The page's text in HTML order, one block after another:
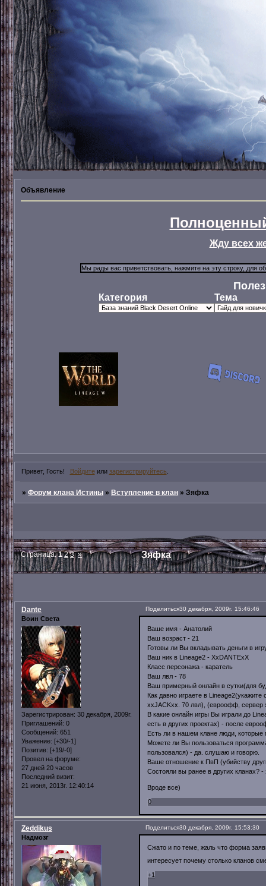
Объявление
Жду всех
Категория Тема
Привет, Гость! Войдитеили зарегистрируйтесь
»Форум клана Истины »Вступление в клан »Зяфка
Зяфка
Страница:1 2 3 »
Поделиться30 декабря, 2009г. 15:46:46
Dante
Воин Света
Зарегистрирован: 30 декабря, 2009г.
Приглашений: 0
Сообщений: 651
Уважение: [+30/-1]
Позитив: [+19/-0]
Провел на форуме:
27 дней 20 часов
Последний визит:
21 июня, 2013г. 12:40:14
Ваше имя - Анатолий
Ваш возраст - 21
Готовы ли Вы вкладывать деньги в
Ваш ник в Lineage2 - XxDANTExX
Класс персонажа - каратель
Ваш лвл - 78
Ваш примерный онлайн в сутки(для
Как давно играете в
xxJACKxx. 70 лвл), (евроофф, сервер
В какие онлайн игры Вы играли до
есть в других проектах) - после
Есть ли в нашем клане люди, которые
Можете ли Вы пользоваться
пользовался) - да. слушаю и говорю.
Ваше отношение к ПвП (убийству
Состояли вы ранее в других кланах?
Вроде все)
0
Поделиться30 декабря, 2009г. 15:53:30
Zeddikus
Надмозг
Сжато и по теме, жаль что форма
интересует почему столько кланов
+1